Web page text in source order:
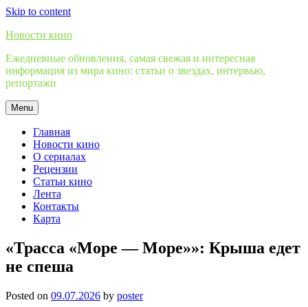
Skip to content
Новости кино
Ежедневные обновления, самая свежая и интересная
информация из мира кино: статьи о звездах, интервью,
репортажи
Menu
Главная
Новости кино
О сериалах
Рецензии
Статьи кино
Лента
Контакты
Карта
«Трасса «Море — Море»»: Крыша едет
не спеша
Posted on 09.07.2026 by poster